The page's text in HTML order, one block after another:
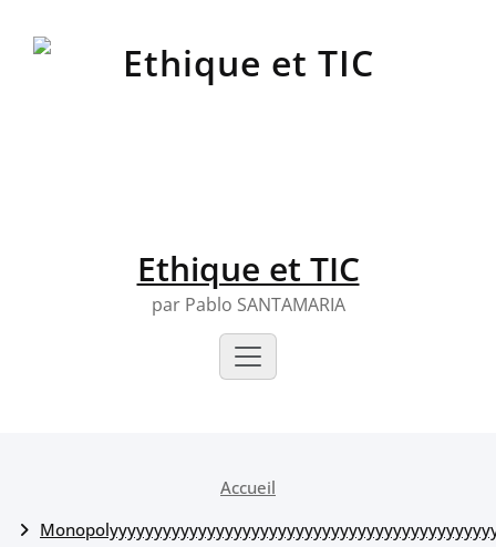
Ethique et TIC
par Pablo SANTAMARIA
Accueil